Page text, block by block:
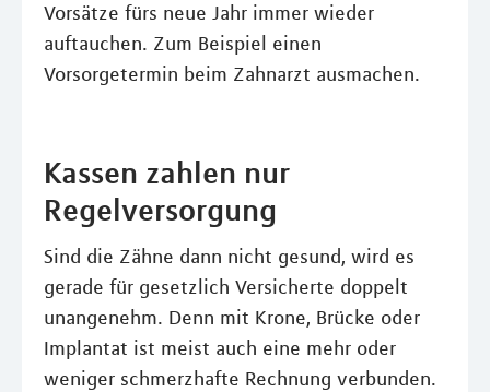
Vorsätze fürs neue Jahr immer wieder
auftauchen. Zum Beispiel einen
Vorsorgetermin beim Zahnarzt ausmachen.
Kassen zahlen nur
Regelversorgung
Sind die Zähne dann nicht gesund, wird es
gerade für gesetzlich Versicherte doppelt
unangenehm. Denn mit Krone, Brücke oder
Implantat ist meist auch eine mehr oder
weniger schmerzhafte Rechnung verbunden.